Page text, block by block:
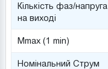
Кількість фаз/напруга
на виході
Mmax (1 min)
Номінальний Струм